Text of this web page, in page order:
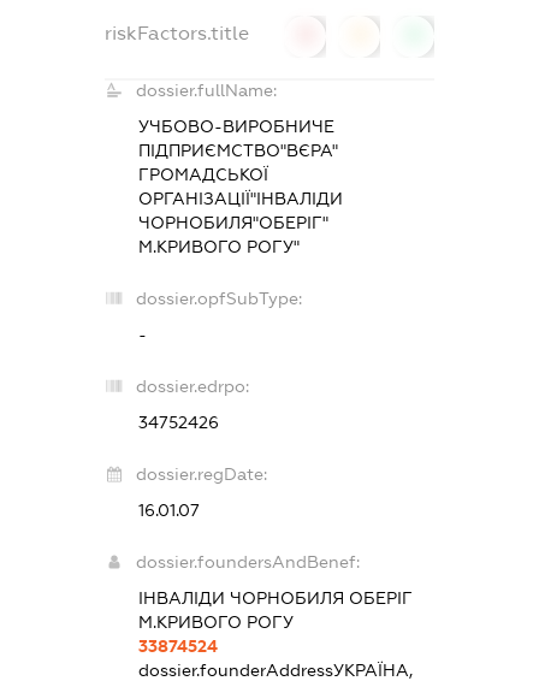
riskFactors.title
dossier.fullName:
УЧБОВО-ВИРОБНИЧЕ
ПІДПРИЄМСТВО"ВЄРА"
ГРОМАДСЬКОЇ
ОРГАНІЗАЦІЇ"ІНВАЛІДИ
ЧОРНОБИЛЯ"ОБЕРІГ"
М.КРИВОГО РОГУ"
dossier.opfSubType:
-
dossier.edrpo:
34752426
dossier.regDate:
16.01.07
dossier.foundersAndBenef:
ІНВАЛІДИ ЧОРНОБИЛЯ ОБЕРІГ
М.КРИВОГО РОГУ
33874524
dossier.founderAddressУКРАЇНА,